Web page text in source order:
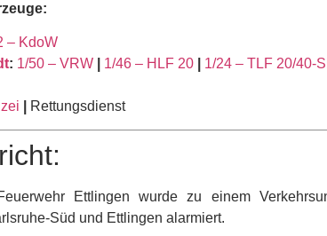
– KdoW
: 1/50 – VRW 1/46 – HLF 20 1/24 – TLF 20/40-
Rettungsdienst
Ettlingen wurde zu einem
Süd und Ettlingen alarmiert.